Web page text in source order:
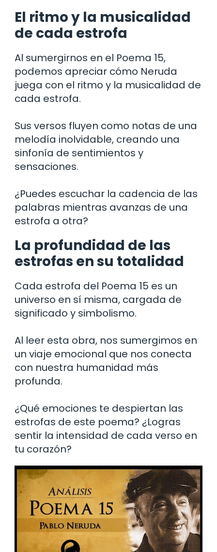
El ritmo y la musicalidad
de cada estrofa
Al sumergirnos en el Poema 15,
podemos apreciar cómo Neruda
juega con el ritmo y la musicalidad de
cada estrofa.
Sus versos fluyen como notas de una
melodía inolvidable, creando una
sinfonía de sentimientos y
sensaciones.
¿Puedes escuchar la cadencia de las
palabras mientras avanzas de una
estrofa a otra?
La profundidad de las
estrofas en su totalidad
Cada estrofa del Poema 15 es un
universo en sí misma, cargada de
significado y simbolismo.
Al leer esta obra, nos sumergimos en
un viaje emocional que nos conecta
con nuestra humanidad más
profunda.
¿Qué emociones te despiertan las
estrofas de este poema? ¿Logras
sentir la intensidad de cada verso en
tu corazón?